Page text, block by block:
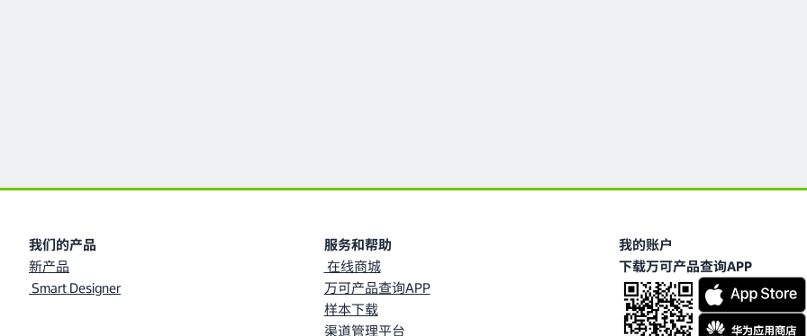
我们的产品
新产品
Smart Designer
服务和帮助
在线商城
万可产品查询APP
样本下载
渠道管理平台
我的账户
下载万可产品查询APP